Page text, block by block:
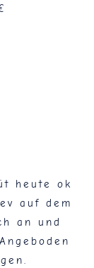
heute ok
auf dem
an und